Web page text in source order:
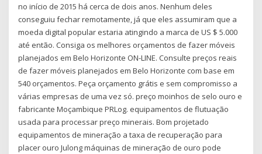
no início de 2015 há cerca de dois anos. Nenhum deles
conseguiu fechar remotamente, já que eles assumiram que a
moeda digital popular estaria atingindo a marca de US $ 5.000
até então. Consiga os melhores orçamentos de fazer móveis
planejados em Belo Horizonte ON-LINE. Consulte preços reais
de fazer móveis planejados em Belo Horizonte com base em
540 orçamentos. Peça orçamento grátis e sem compromisso a
várias empresas de uma vez só. preço moinhos de selo ouro e
fabricante Moçambique PRLog. equipamentos de flutuação
usada para processar preço minerais. Bom projetado
equipamentos de mineração a taxa de recuperação para
placer ouro Julong máquinas de mineração de ouro pode